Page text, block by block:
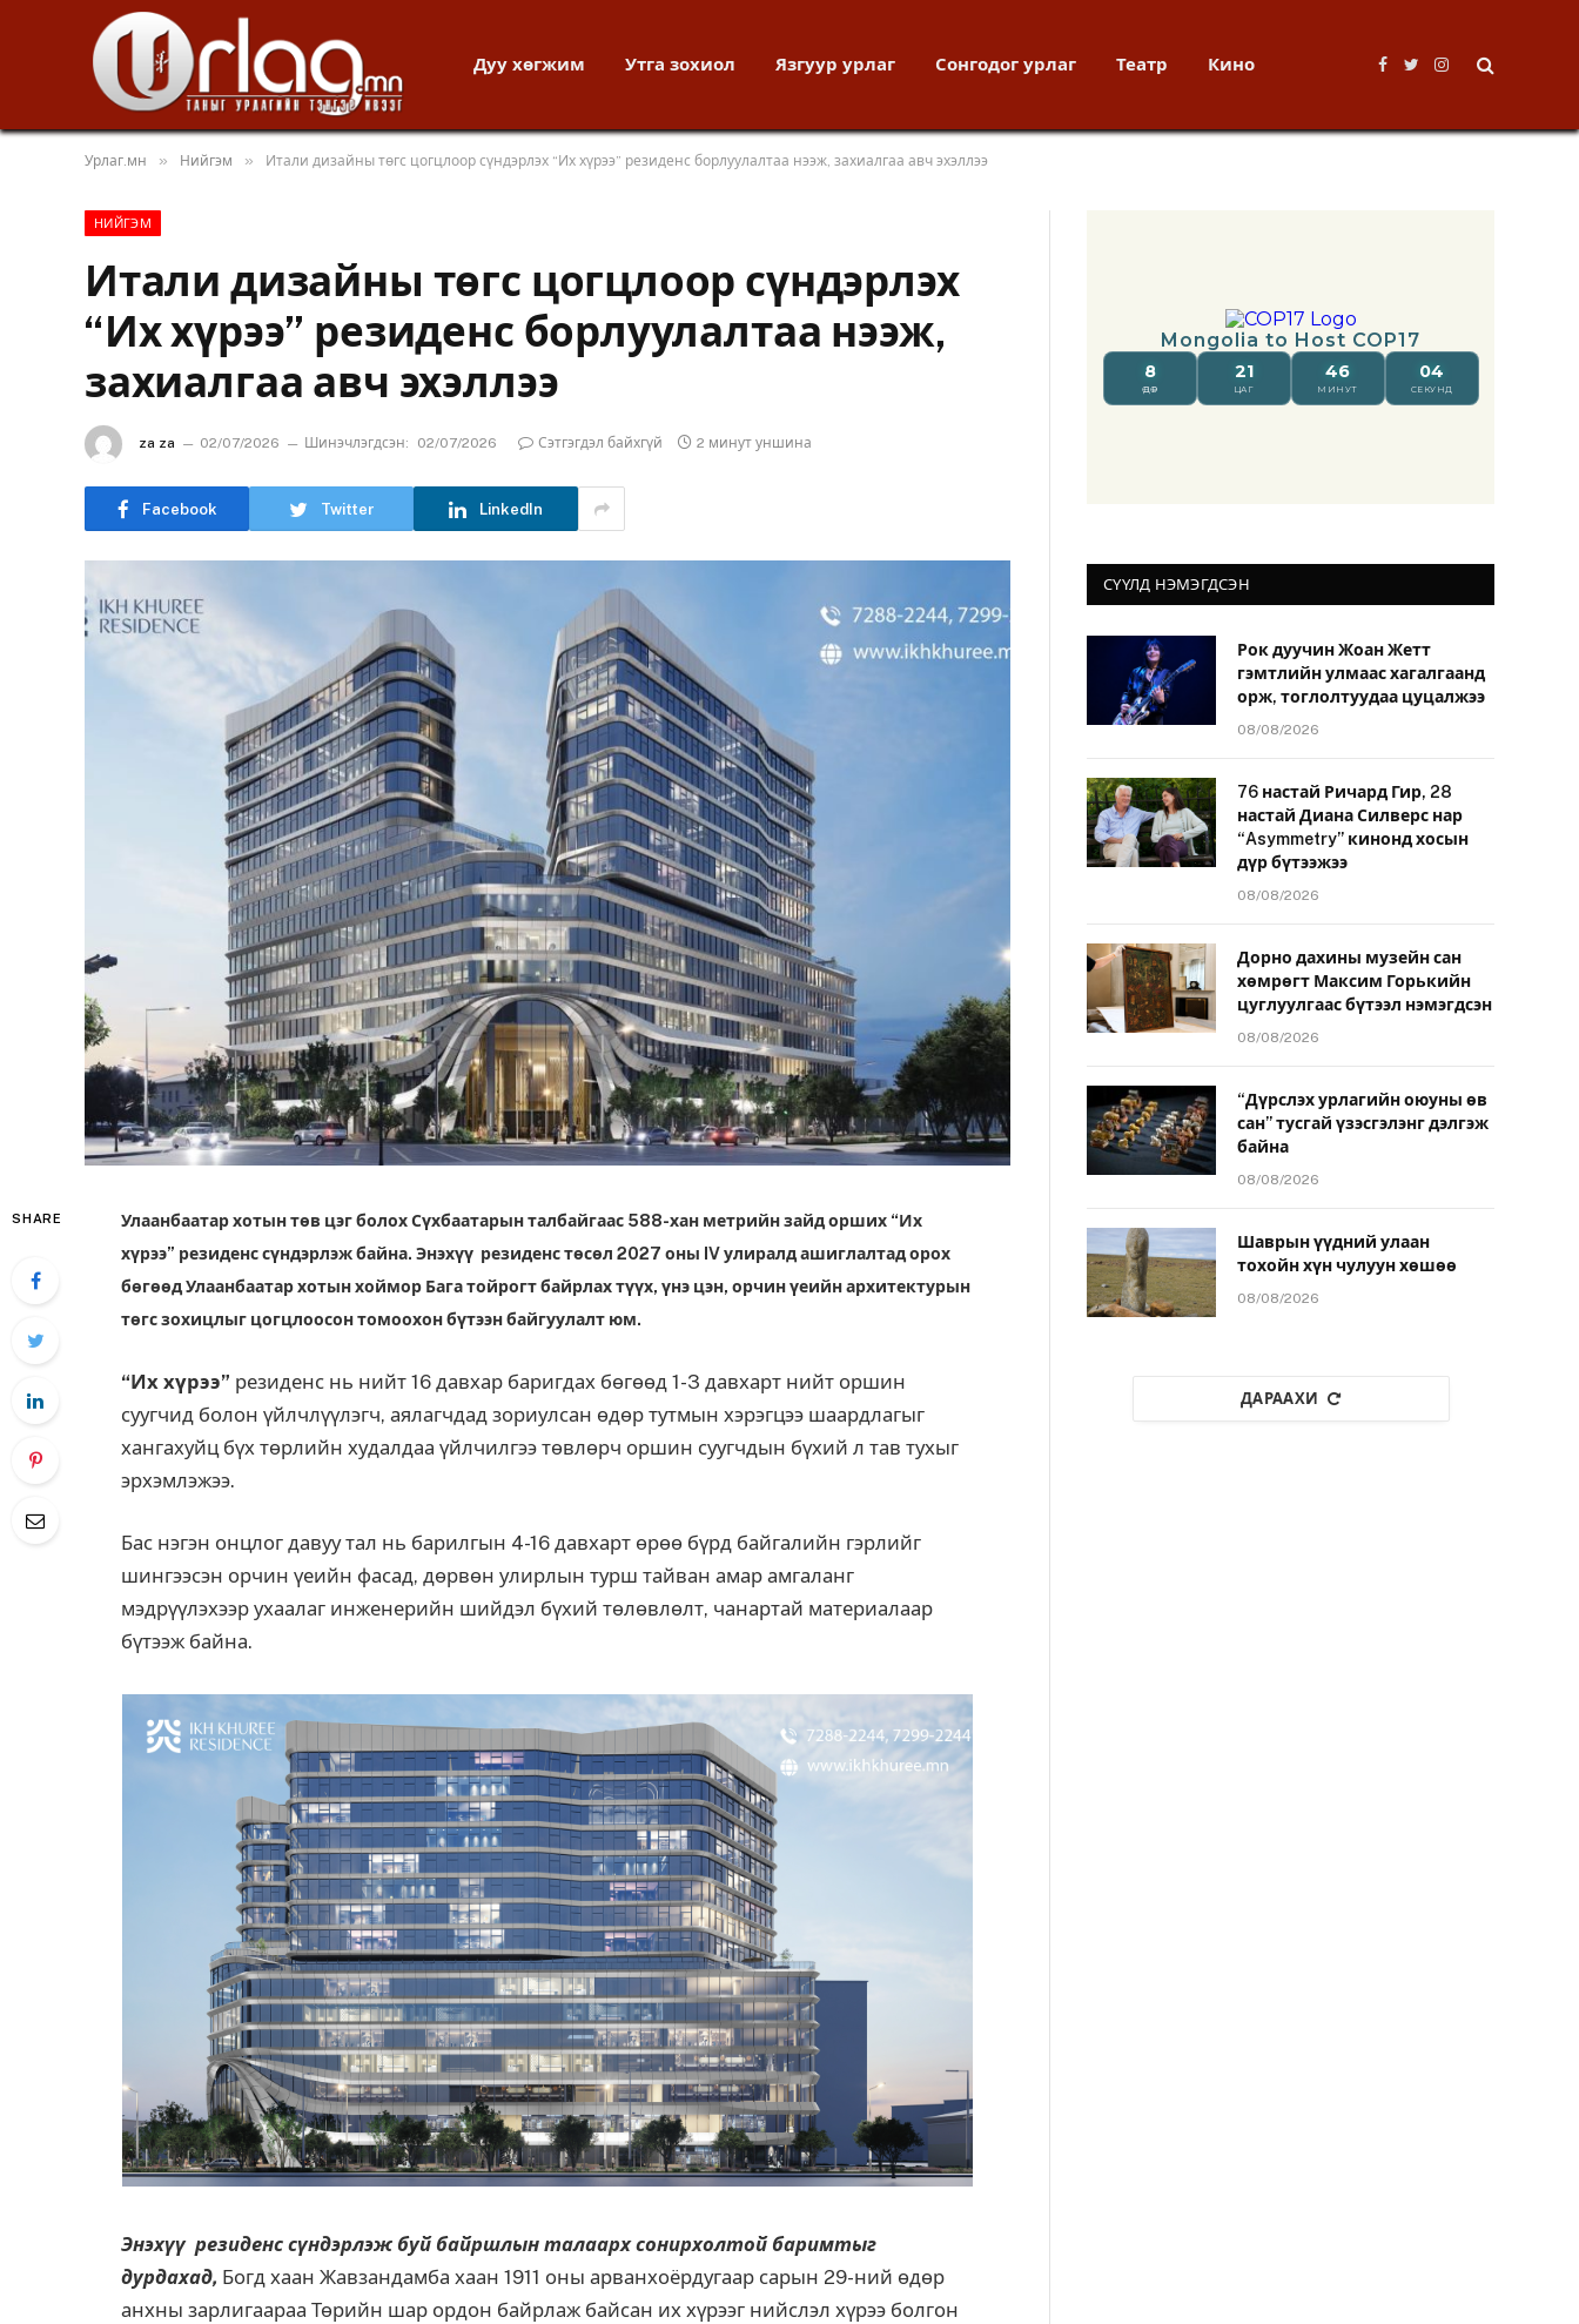
Дуу хөгжим Утга зохиол Язгуур урлаг Сонгодог урлаг Театр Кино
Facebook
TwitterInstagram
Урлаг.мн » Нийгэм » Итали дизайны төгс цогцлоор сүндэрлэх “Их хүрээ” резиденс борлуулалтаа нээж, захиалгаа авч эхэллээ
НИЙГЭМ
Итали дизайны төгс цогцлоор сүндэрлэх
“Их хүрээ” резиденс борлуулалтаа нээж,
захиалгаа авч эхэллээ
za za 02/07/2026 Шинэчлэгдсэн: 02/07/2026 Сэтгэгдэл байхгүй 2 минут уншина
Facebook Twitter LinkedIn
SHARE
Улаанбаатар хотын төв цэг болох Сүхбаатарын талбайгаас 588-хан метрийн зайд орших “Их
хүрээ” резиденс сүндэрлэж байна. Энэхүү резиденс төсөл 2027 оны IV улиралд ашиглалтад орох
бөгөөд Улаанбаатар хотын хоймор Бага тойрогт байрлах түүх, үнэ цэн, орчин үеийн архитектурын
төгс зохицлыг цогцлоосон томоохон бүтээн байгуулалт юм.
“Их хүрээ” резиденс нь нийт 16 давхар баригдах бөгөөд 1-3 давхарт нийт оршин
суугчид болон үйлчлүүлэгч, аялагчдад зориулсан өдөр тутмын хэрэгцээ шаардлагыг
хангахуйц бүх төрлийн худалдаа үйлчилгээ төвлөрч оршин суугчдын бүхий л тав тухыг
эрхэмлэжээ.
Бас нэгэн онцлог давуу тал нь барилгын 4-16 давхарт өрөө бүрд байгалийн гэрлийг
шингээсэн орчин үеийн фасад, дөрвөн улирлын турш тайван амар амгаланг
мэдрүүлэхээр ухаалаг инженерийн шийдэл бүхий төлөвлөлт, чанартай материалаар
бүтээж байна.
Энэхүү резиденс сүндэрлэж буй байршлын талаарх сонирхолтой баримтыг
дурдахад, Богд хаан Жавзандамба хаан 1911 оны арванхоёрдугаар сарын 29-ний өдөр
анхны зарлигаараа Төрийн шар ордон байрлаж байсан их хүрээг нийслэл хүрээ болгон
СҮҮЛД НЭМЭГДСЭН
Рок дуучин Жоан Жетт
гэмтлийн улмаас хагалгаанд
орж, тоглолтуудаа цуцалжээ
08/08/2026
76 настай Ричард Гир, 28
настай Диана Силверс нар
“Asymmetry” кинонд хосын
дүр бүтээжээ
08/08/2026
Дорно дахины музейн сан
хөмрөгт Максим Горькийн
цуглуулгаас бүтээл нэмэгдсэн
08/08/2026
“Дүрслэх урлагийн оюуны өв
сан” тусгай үзэсгэлэнг дэлгэж
байна
08/08/2026
Шаврын үүдний улаан
тохойн хүн чулуун хөшөө
08/08/2026
ДАРААХИ